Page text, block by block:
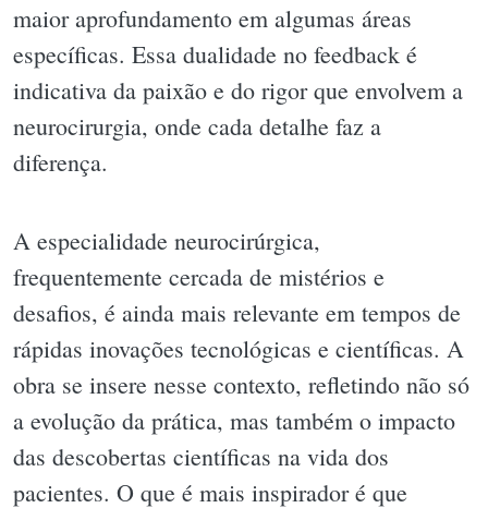
maior aprofundamento em algumas áreas
específicas. Essa dualidade no feedback é
indicativa da paixão e do rigor que envolvem a
neurocirurgia, onde cada detalhe faz a
diferença.
A especialidade neurocirúrgica,
frequentemente cercada de mistérios e
desafios, é ainda mais relevante em tempos de
rápidas inovações tecnológicas e científicas. A
obra se insere nesse contexto, refletindo não só
a evolução da prática, mas também o impacto
das descobertas científicas na vida dos
pacientes. O que é mais inspirador é que